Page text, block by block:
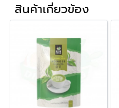
สินค้าเกี่ยวข้อง